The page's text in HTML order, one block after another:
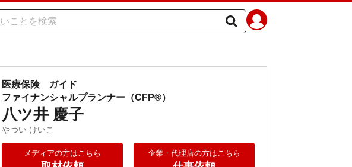
医療保険
ガイド
ファイナンシャルプランナー（CFP®）
八ツ井 慶子
やつい けいこ
メディアの方はこちら 企業・代理店の方はこちら